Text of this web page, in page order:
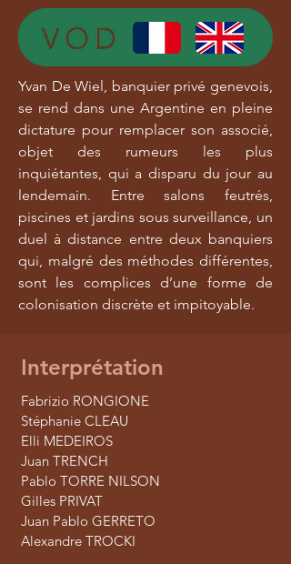
Yvan De Wiel, banquier privé genevois,
se rend dans une Argentine en pleine
dictature pour remplacer son associé,
objet des rumeurs les plus
inquiétantes, qui a disparu du jour au
lendemain. Entre salons feutrés,
piscines et jardins sous surveillance, un
duel à distance entre deux banquiers
qui, malgré des méthodes différentes,
sont les complices d’une forme de
colonisation discrète et impitoyable.
Interprétation
Fabrizio RONGIONE
Stéphanie CLEAU
Elli MEDEIROS
Juan TRENCH
Pablo TORRE NILSON
Gilles PRIVAT
Juan Pablo GERRETO
Alexandre TROCKI